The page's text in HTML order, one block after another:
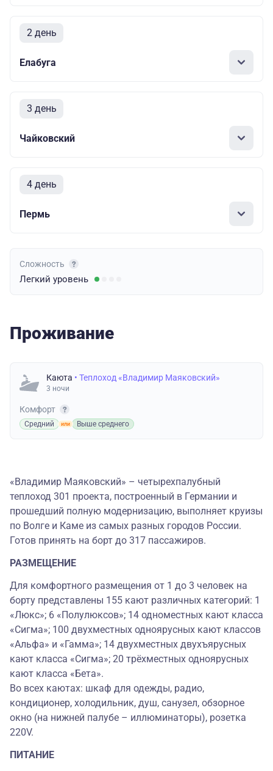
2 день
Елабуга
3 день
Чайковский
4 день
Пермь
Сложность
Легкий уровень
Проживание
Каюта • Теплоход «Владимир Маяковский»
3 ночи
Комфорт
Средний Выше среднего
«Владимир Маяковский» – четырехпалубный
теплоход 301 проекта, построенный в Германии и
прошедший полную модернизацию, выполняет круизы
по Волге и Каме из самых разных городов России.
Готов принять на борт до 317 пассажиров.
РАЗМЕЩЕНИЕ
Для комфортного размещения от 1 до 3 человек на
борту представлены 155 кают различных категорий: 1
«Люкс»; 6 «Полулюксов»; 14 одноместных кают класса
«Сигма»; 100 двухместных одноярусных кают классов
«Альфа» и «Гамма»; 14 двухместных двухъярусных
кают класса «Сигма»; 20 трёхместных одноярусных
кают класса «Бета».
Во всех каютах: шкаф для одежды, радио,
кондиционер, холодильник, душ, санузел, обзорное
окно (на нижней палубе – иллюминаторы), розетка
220V.
ПИТАНИЕ